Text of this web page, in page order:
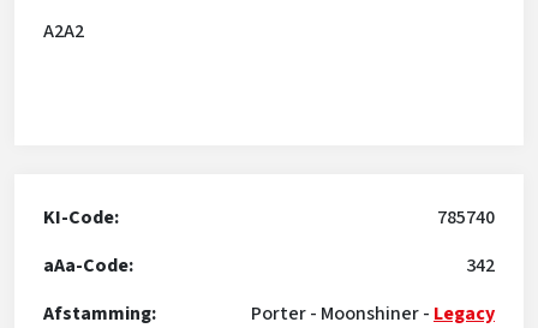
A2A2
KI-Code:
785740
aAa-Code:
342
Afstamming:
Porter- Moonshiner- Legacy